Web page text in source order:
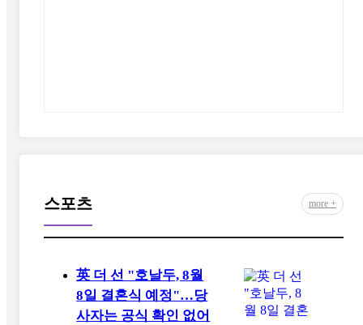
스포츠 more +
英 더 선 "호날두, 8월
8일 결혼식 예정"…당
사자는 공식 확인 없어